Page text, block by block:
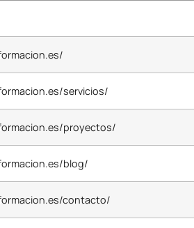
servicios/
proyectos/
blog/
contacto/